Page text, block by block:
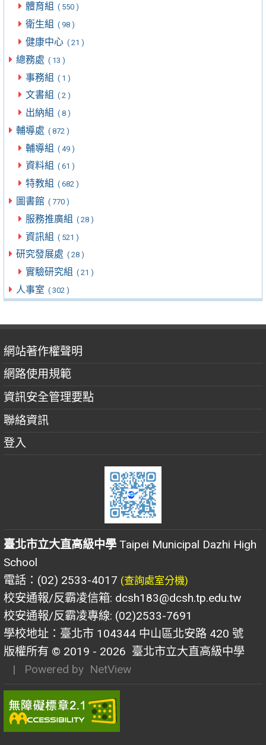
體育組 ( 550 )
衛生組 ( 98 )
健康中心 ( 21 )
總務處 ( 13 )
事務組 ( 1 )
文書組 ( 2 )
出納組 ( 8 )
輔導處 ( 872 )
輔導組 ( 49 )
資料組 ( 61 )
特教組 ( 682 )
圖書館 ( 770 )
服務推廣組 ( 28 )
資訊組 ( 521 )
研究發展處 ( 28 )
實驗研究組 ( 21 )
人事室 ( 302 )
網站著作權聲明
網路使用規範
資訊安全管理要點
聯絡資訊
登入
臺北市立大直高級中學 Taipei Municipal Dazhi High
School
電話：(02) 2533-4017 (查詢處室分機)
校安通報/反霸凌信箱: dcsh183@dcsh.tp.edu.tw
校安通報/反霸凌專線: (02)2533-7691
學校地址：臺北市 104344 中山區北安路 420 號
版權所有 © 2019 - 2026 臺北市立大直高級中學
| Powered by NetView